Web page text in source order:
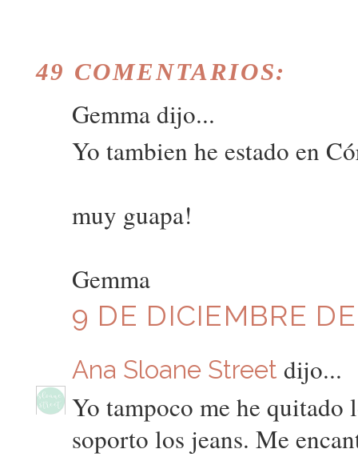
49 COMENTARIOS:
Gemma dijo...
Yo tambien he estado en
muy guapa!
Gemma
9 DE DICIEMBRE
Ana Sloane Street dijo...
Yo tampoco me he quitado
soporto los jeans. Me